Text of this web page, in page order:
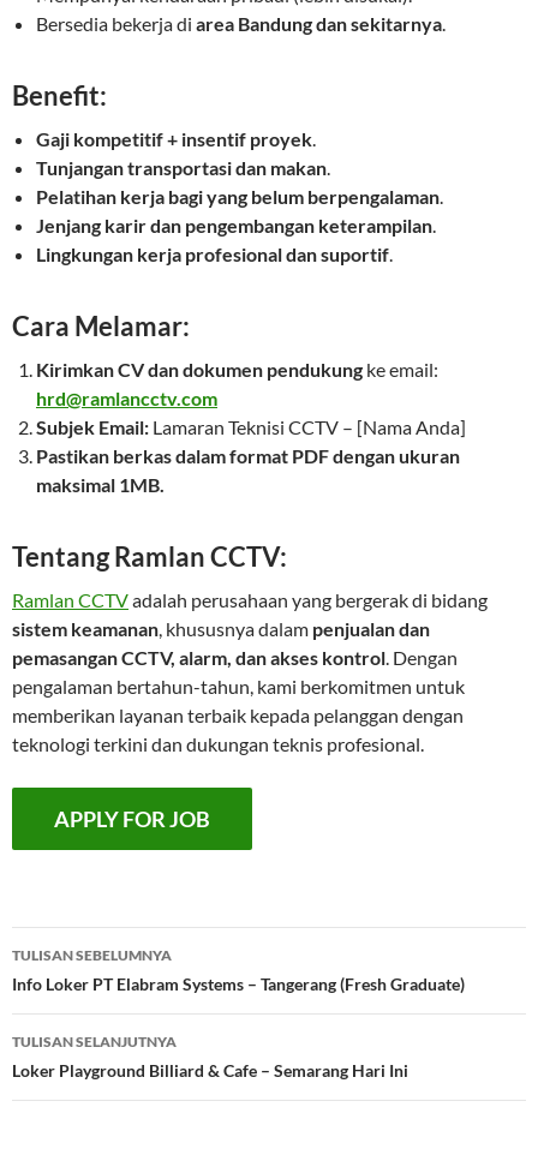
Bersedia bekerja di area Bandung dan sekitarnya.
Benefit:
Gaji kompetitif + insentif proyek.
Tunjangan transportasi dan makan.
Pelatihan kerja bagi yang belum berpengalaman.
Jenjang karir dan pengembangan keterampilan.
Lingkungan kerja profesional dan suportif.
Cara Melamar:
Kirimkan CV dan dokumen pendukung ke email:
hrd@ramlancctv.com
Subjek Email: Lamaran Teknisi CCTV – [Nama Anda]
Pastikan berkas dalam format PDF dengan ukuran
maksimal 1MB.
Tentang Ramlan CCTV:
Ramlan CCTVadalah perusahaan yang bergerak di bidang
sistem keamanan, khususnya dalam penjualan dan
pemasangan CCTV, alarm, dan akses kontrol. Dengan
pengalaman bertahun-tahun, kami berkomitmen untuk
memberikan layanan terbaik kepada pelanggan dengan
teknologi terkini dan dukungan teknis profesional.
Navigasi
Tulisan
TULISAN SEBELUMNYA
Info Loker PT Elabram Systems – Tangerang (Fresh Graduate)
TULISAN SELANJUTNYA
Loker Playground Billiard & Cafe – Semarang Hari Ini